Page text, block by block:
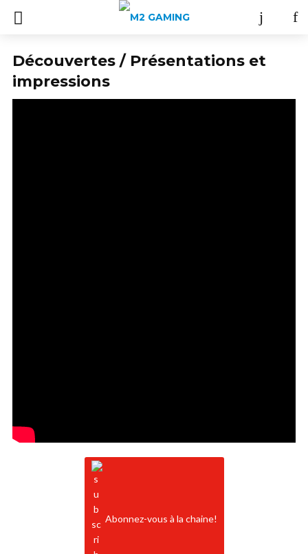
Découvertes / Présentations et
impressions
Abonnez-vous à la chaine!